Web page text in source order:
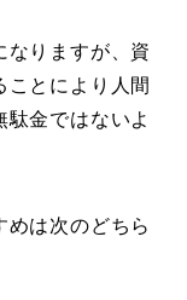
なりますが、資
ことにより人間
金ではないよ
めは次のどちら